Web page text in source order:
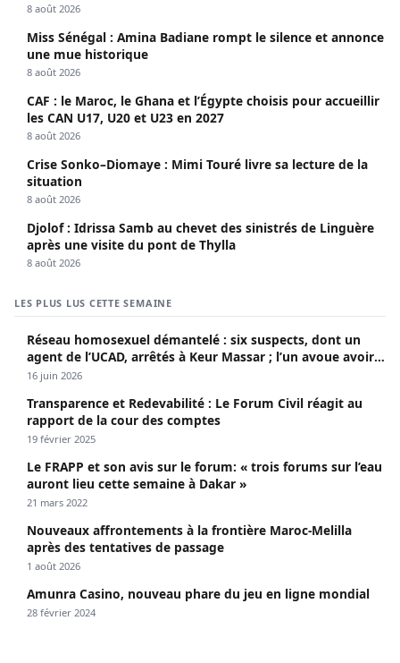
8 août 2026
Miss Sénégal : Amina Badiane rompt le silence et annonce
une mue historique
8 août 2026
CAF : le Maroc, le Ghana et l’Égypte choisis pour accueillir
les CAN U17, U20 et U23 en 2027
8 août 2026
Crise Sonko–Diomaye : Mimi Touré livre sa lecture de la
situation
8 août 2026
Djolof : Idrissa Samb au chevet des sinistrés de Linguère
après une visite du pont de Thylla
8 août 2026
LES PLUS LUS CETTE SEMAINE
Réseau homosexuel démantelé : six suspects, dont un
agent de l’UCAD, arrêtés à Keur Massar ; l’un avoue avoir
propagé le VIH depuis 2018
16 juin 2026
Transparence et Redevabilité : Le Forum Civil réagit au
rapport de la cour des comptes
19 février 2025
Le FRAPP et son avis sur le forum: « trois forums sur l’eau
auront lieu cette semaine à Dakar »
21 mars 2022
Nouveaux affrontements à la frontière Maroc-Melilla
après des tentatives de passage
1 août 2026
Amunra Casino, nouveau phare du jeu en ligne mondial
28 février 2024